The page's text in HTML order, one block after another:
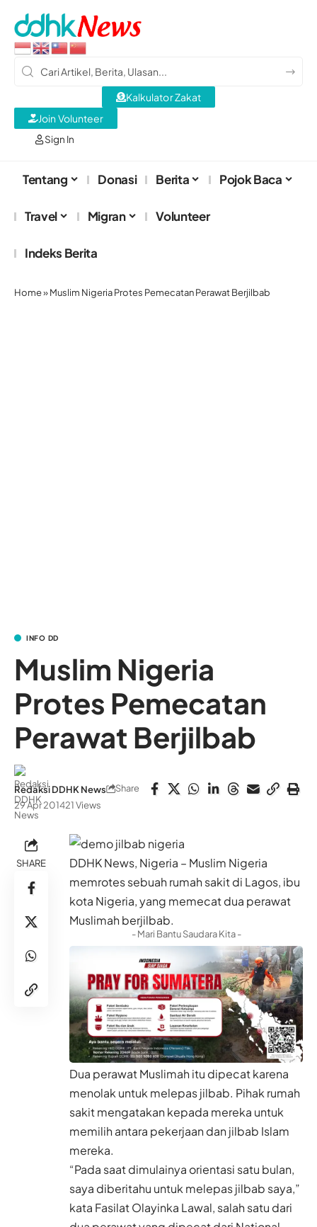
Sign In
Kalkulator Zakat
Join Volunteer
Tentang Donasi Berita Pojok Baca
Travel Migran Volunteer
Indeks Berita
Home»Muslim Nigeria Protes Pemecatan Perawat Berjilbab
INFO DD
Muslim Nigeria
Protes Pemecatan
Perawat Berjilbab
Redaksi DDHK News
29 Apr 201421 Views
Share
SHARE
DDHK News, Nigeria – Muslim Nigeria
memrotes sebuah rumah sakit di Lagos, ibu
kota Nigeria, yang memecat dua perawat
Muslimah berjilbab.
- Mari Bantu Saudara Kita -
Dua perawat Muslimah itu dipecat karena
menolak untuk melepas jilbab. Pihak rumah
sakit mengatakan kepada mereka untuk
memilih antara pekerjaan dan jilbab Islam
mereka.
“Pada saat dimulainya orientasi satu bulan,
saya diberitahu untuk melepas jilbab saya,”
kata Fasilat Olayinka Lawal, salah satu dari